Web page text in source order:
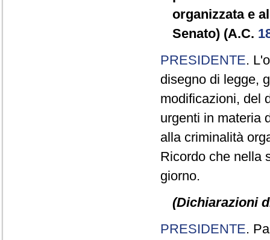
organizzata e
Senato) (A.C.
PRESIDENTE.
disegno di legge,
modificazioni, del
urgenti in materia
alla criminalità
Ricordo che nella
giorno.
(Dichiarazioni
PRESIDENTE.